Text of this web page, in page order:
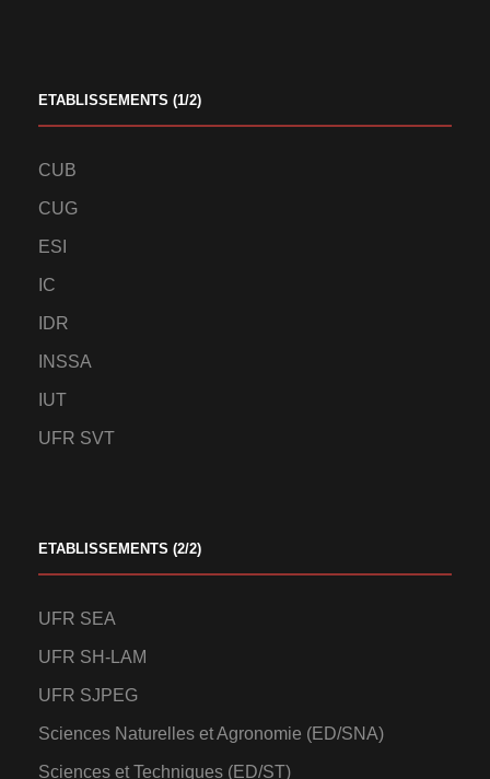
ETABLISSEMENTS (1/2)
CUB
CUG
ESI
IC
IDR
INSSA
IUT
UFR SVT
ETABLISSEMENTS (2/2)
UFR SEA
UFR SH-LAM
UFR SJPEG
Sciences Naturelles et Agronomie (ED/SNA)
Sciences et Techniques (ED/ST)